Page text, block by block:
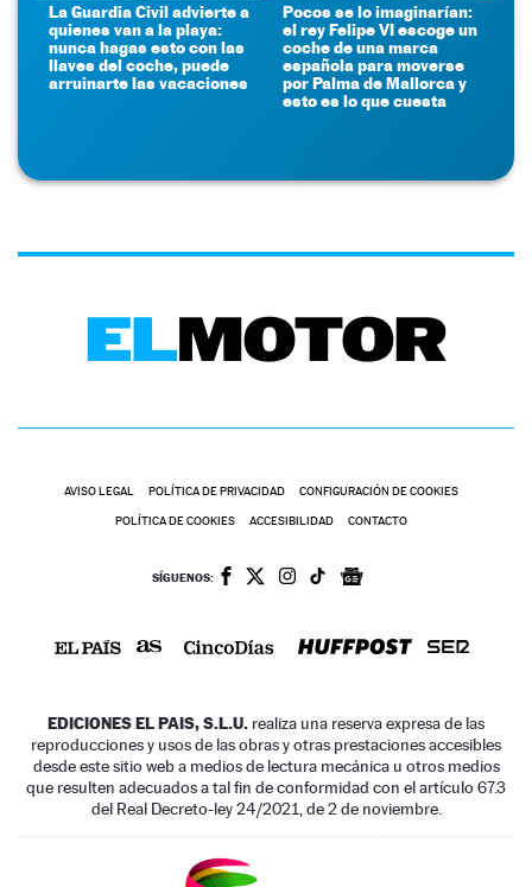
La Guardia Civil advierte a
quienes van a la playa:
nunca hagas esto con las
llaves del coche, puede
arruinarte las vacaciones
Pocos se lo imaginarían:
el rey Felipe VI escoge un
coche de una marca
española para moverse
por Palma de Mallorca y
esto es lo que cuesta
AVISO LEGAL POLÍTICA DE PRIVACIDAD CONFIGURACIÓN DE COOKIES
POLÍTICA DE COOKIES ACCESIBILIDAD CONTACTO
SÍGUENOS:
EDICIONES EL PAIS, S.L.U. realiza una reserva expresa de las
reproducciones y usos de las obras y otras prestaciones accesibles
desde este sitio web a medios de lectura mecánica u otros medios
que resulten adecuados a tal fin de conformidad con el artículo 67.3
del Real Decreto-ley 24/2021, de 2 de noviembre.